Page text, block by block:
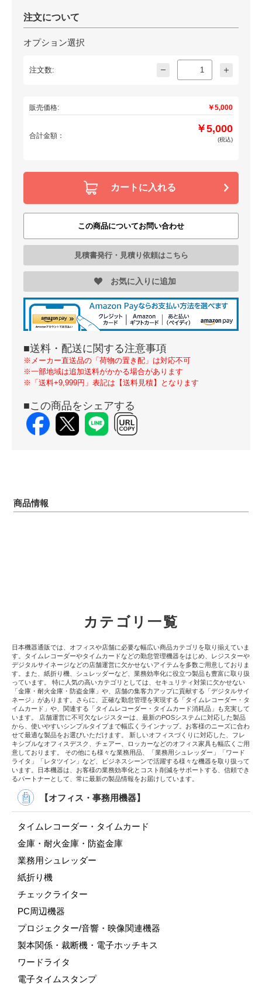
発送日目安
JAN
注文について
オプション選択
注文数:
販売価格: ￥5,000
合計金額：
￥5,000
(税込)
カートに入れる
この商品についてお問い合わせ
見積書発行・見積り依頼はこちら
お気に入りに追加
■送料・配送に関する注意事項
※メーカー直送品の「荷物の置き配」は対応不可
※一部地域は追加送料がかかる場合があります
※「送料+9,999円」表記は【送料見積】となります
■この商品をシェアする
商品情報
カテゴリ一覧
日本機器通販では、オフィスや店舗に必要な幅広い商品カテゴリを取り揃えていま
す。タイムレコーダーやタイムカードなどの勤怠管理機器をはじめ、レジスターや
デジタルサイネージなどの店舗運営に欠かせないアイテムを多数ご用意しておりま
す。また、紙折り機、シュレッダーなど、業務効率化に役立つ製品も豊富に取り扱
っています。 特に人気の高いカテゴリとしては、セキュリティ対策に欠かせない
「金庫・耐火金庫・防盗金庫」や、店舗の集客力アップに貢献する「デジタルサイ
ネージ」があります。さらに、正確な勤怠管理を実現する「タイムレコーダー・タ
イムカード」や、関連する「タイムレコーダー・タイムカード消耗品」も充実して
います。 店舗運営に不可欠なレジスターは、最新のPOSシステムに対応した製品
から、使いやすいシンプルタイプまで幅広くラインナップ。お客様のニーズに合わ
せて最適な製品をお選びいただけます。 新しいオフィスづくりに対応した、フレ
キシブルなオフィスデスク、チェアー、ロッカーなどのオフィス家具も幅広くご用
意しております。 その他にも様々な業務用品、「業務用シュレッダー」「ワード
ライタ」「レタツイン」など、ビジネスシーンで活躍する様々な機器を取り扱って
います。日本機器は、お客様の業務効率化とコスト削減をサポートする、信頼でき
るパートナーとして、常に最新の製品情報をお届けしています。
【オフィス・事務用機器】
タイムレコーダー・タイムカード
金庫・耐火金庫・防盗金庫
業務用シュレッダー
紙折り機
チェックライター
PC周辺機器
プロジェクター/音響・映像関連機器
製本関係・裁断機・電子ホッチキス
ワードライタ
電子タイムスタンプ